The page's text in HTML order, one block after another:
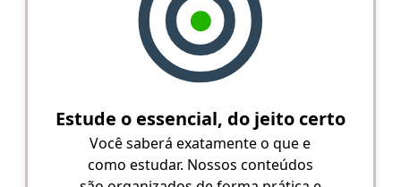
Estude o essencial, do jeito certo
Você saberá exatamente o que e
como estudar. Nossos conteúdos